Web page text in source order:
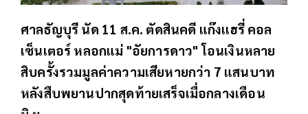
ศาลธัญบุรี นัด 11 ส.ค. ตัดสินคดี แก๊งเเฮรี่ คอล
เซ็นเตอร์ หลอกแม่ "อัยการดาว" โอนเงินหลาย
สิบครั้งรวมมูลค่าความเสียหายกว่า 7 แสนบาท
หลังสืบพยานปากสุดท้ายเสร็จเมื่อกลางเดือน